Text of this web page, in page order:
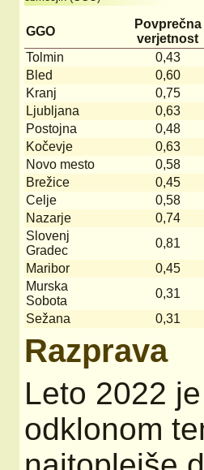
GGO
Povprečna
verjetnost
Tolmin
0,43
Bled
0,60
Kranj
0,75
Ljubljana
0,63
Postojna
0,48
Kočevje
0,63
Novo mesto
0,58
Brežice
0,45
Celje
0,58
Nazarje
0,74
Slovenj
Gradec
0,81
Maribor
0,45
Murska
Sobota
0,31
Sežana
0,31
Razprava
Leto 2022
odklonom